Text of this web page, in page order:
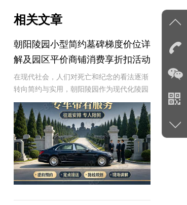
相关文章
朝阳陵园小型简约墓碑梯度价位详
解及园区平价商铺消费享折扣活动
详解
在现代社会，人们对死亡和纪念的看法逐渐
转向简约与实用，朝阳陵园作为现代化陵园
的代表，提供了多样化的选择，包括小型简
约墓碑和梯度价位，以满足不同消费者的需
求。本文将详细介绍朝阳陵园小型简约墓碑
的价位梯度